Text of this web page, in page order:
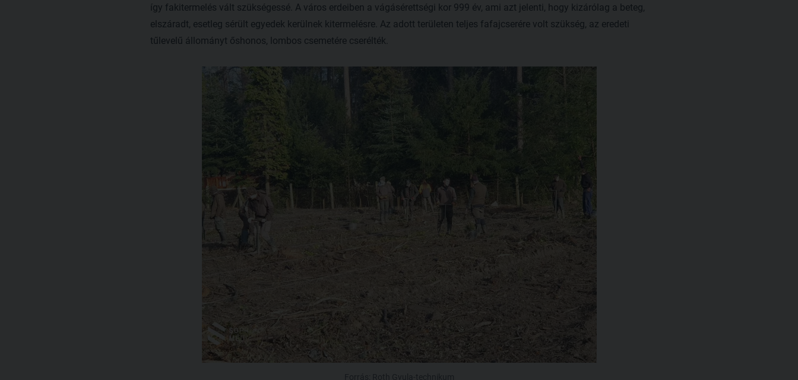
így fakitermelés vált szükségessé. A város erdeiben a vágásérettségi kor 999 év, ami azt jelenti, hogy kizárólag a beteg,
elszáradt, esetleg sérült egyedek kerülnek kitermelésre. Az adott területen teljes fafajcserére volt szükség, az eredeti
tűlevelű állományt őshonos, lombos csemetére cserélték.